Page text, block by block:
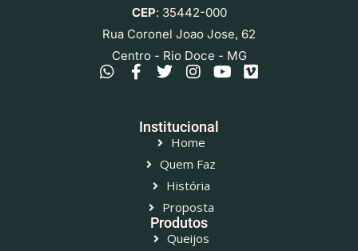
CEP: 35442-000
Rua Coronel Joao Jose, 62
Centro - Rio Doce - MG
Institucional
Home
Quem Faz
História
Proposta
Produtos
Queijos